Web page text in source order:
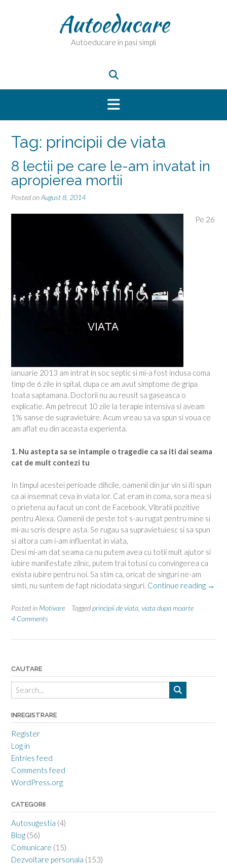
Autoeducare
Autoeducare in pasi simpli
Tag: principii de viata
8 lectii pe care le-am invatat in
apropierea mortii
Posted onAugust 8, 2014
Pe 26
ianuarie 2013 am intrat in soc septic si mi-a fost indusa coma
timp de 6 zile in spital, dupa ce am avut simptome de gripa
toata saptamana. Doctorii nu au reusit sa gaseasca o
explicatie. Am petrecut 10 zile la terapie intensiva si aveam
1% sanse de supravietuire. Acum vreau sa va spun si voua ce
am aflat eu din aceasta experienta.
1. Nu astepta sa se intample o tragedie ca sa iti dai seama
cat de mult contezi tu
In timpul acestei perioade dificile, oamenii din jur vin si iti spun
ca ai insemnat ceva in viata lor. Cat eram in coma, sora mea si
o prietena au facut un cont de Facebook, Vibratii pozitive
pentru Alexa. Oamenii de peste tot s-au rugat pentru mine si
mi-au scris despre asta. Se rugau sa supravietuiesc si sa spun
si altora cum i-am influentat in viata,
Desi mi-am dat seama ca nu putem avea cu totii mult ajutor si
iubire manifestate zilnic, putem trai totusi cu convingerea ca
exista iubire pentru noi. Sa stim ca, oricat de singuri ne-am
simti, nu suntem de fapt niciodata singuri. Continue reading “8
am
→
Posted in Motivare Taggedprincipii de viata viata dupa moarte
4 Comments
CAUTARE
INREGISTRARE
Register
Log in
Entries feed
Comments feed
WordPress.org
CATEGORII
Autosugestia (4)
Blog (56)
Comunicare (15)
Dezvoltare personala (153)